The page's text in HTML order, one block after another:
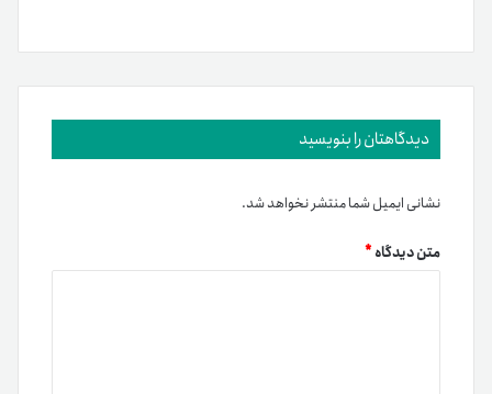
دیدگاهتان را بنویسید
نشانی ایمیل شما منتشر نخواهد شد.
متن دیدگاه*